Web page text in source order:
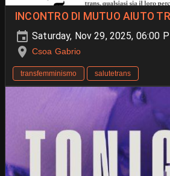
INCONTRO DI MUTUO AIUTO
Saturday, Nov 29, 2025, 06:00
Csoa Gabrio
transfemminismo salutetrans